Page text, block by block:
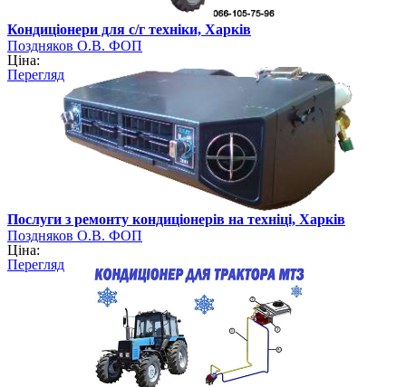
Кондиціонери для с/г техніки, Харків
Поздняков О.В. ФОП
Ціна:
Перегляд
Послуги з ремонту кондиціонерів на техніці, Харків
Поздняков О.В. ФОП
Ціна:
Перегляд